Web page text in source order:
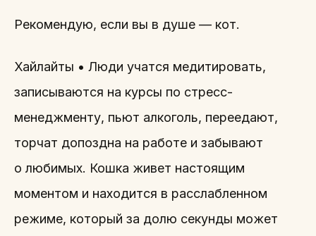
Рекомендую, если вы в душе — кот.
Хайлайты • Люди учатся медитировать,
записываются на курсы по стресс-
менеджменту, пьют алкоголь, переедают,
торчат допоздна на работе и забывают
о любимых. Кошка живет настоящим
моментом и находится в расслабленном
режиме, который за долю секунды может